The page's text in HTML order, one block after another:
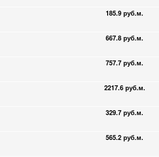
185.9 руб.м.
667.8 руб.м.
757.7 руб.м.
2217.6 руб.м.
329.7 руб.м.
565.2 руб.м.